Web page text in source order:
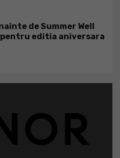
de Summer Well
editia aniversara